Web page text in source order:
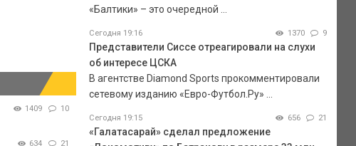
1409 10
634 21
«Балтики» – это очередной ...
Сегодня 19:16 1370 9
Представители Сиссе отреагировали на слухи
об интересе ЦСКА
В агентстве Diamond Sports прокомментировали
сетевому изданию «Евро-Футбол.Ру» ...
Сегодня 19:15 656 21
«Галатасарай» сделал предложение